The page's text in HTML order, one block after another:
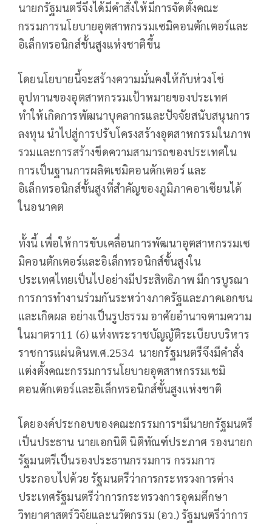
นายกรัฐมนตรีจึงได้มีคำสั่งให้มีการจัดตั้งคณะ
กรรมการนโยบายอุตสาหกรรมเซมิคอนตักเตอร์และ
อิเล็กทรอนิกส์ชั้นสูงแห่งชาติขึ้น
โดยนโยบายนี้จะสร้างความมั่นคงให้กับห่วงโช่
อุปทานของอุตสาหกรรมเป้าหมายของประเทศ
ทำให้เกิดการพัฒนาบุคลากรและปัจจัยสนับสนุนการ
ลงทุน นำไปสู่การปรับโครงสร้างอุตสาหกรรมในภาพ
รวมและการสร้างขีดความสามารถของประเทศใน
การเป็นฐานการผลิตเชมิคอนดักเตอร์ และ
อิเล็กทรอนิกส์ขั้นสูงที่สำคัญของภูมิภาคอาเซียนได้
ในอนาคต
ทั้งนี้ เพื่อให้การขับเคลื่อนการพัฒนาอุตสาหกรรมเซ
มิคอนตักเตอร์และอิเล็กทรอนิกส์ขั้นสูงใน
ประเทศไทยเป็นไปอย่างมีประสิทธิภาพ มีการบูรณา
การการทำงานร่วมกันระหว่างภาครัฐและภาคเอกชน
และเกิดผล อย่างเป็นรูปธรรม อาศัยอำนาจตามความ
ในมาตรา11 (6) แห่งพระราชบัญญัติระเบียบบริหาร
ราชการแผ่นดินพ.ศ.2534 นายกรัฐมนตรีจึงมีคำสั่ง
แต่งตั้งคณะกรรมการนโยบายอุตสาหกรรมเชมิ
คอนดักเตอร์และอิเล็กทรอนิกส์ขั้นสูงแห่งชาติ
โดยองค์ประกอบของคณะกรรมการฯมีนายกรัฐมนตรี
เป็นประธาน นายเอกนิติ นิติทัณฑ์ประภาศ รองนายก
รัฐมนตรีเป็นรองประธานกรรมการ กรรมการ
ประกอบไปด้วย รัฐมนตรีว่าการกระทรวงการต่าง
ประเทศรัฐมนตรีว่าการกระทรวงการอุดมศึกษา
วิทยาศาสตร์วิจัยและนวัตกรรม (อว.) รัฐมนตรีว่าการ